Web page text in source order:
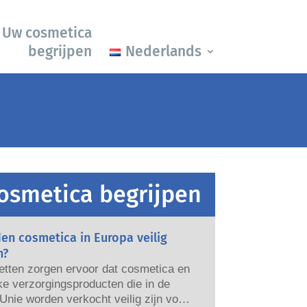
Uw cosmetica
begrijpen
Nederlands
begrijpen
cosmetica in Europa veilig
zorgen ervoor dat cosmetica en
verzorgingsproducten die in de
worden verkocht veilig zijn voor